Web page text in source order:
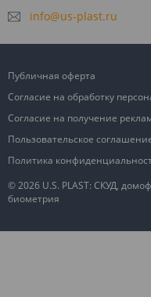
info@us-plast.ru
© 2026 U.S. PLAST: СКУД,
биометрия
Публичная оферта
Согласие на обработку
Согласие на получение
Пользовательское
Политика